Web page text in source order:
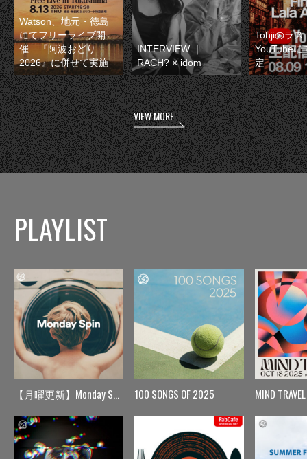
Watson、地元・徳島
にてフリーライブ開
催 『阿波おどり
2026』に併せて実施
INTERVIEW ｜
RACH? × idom
Tohjiのラス
YouTubeに
定
VIEW MORE
PLAYLIST
【月曜更新】Monday Spin 100 SONGS OF 2025 MIND TRAVEL